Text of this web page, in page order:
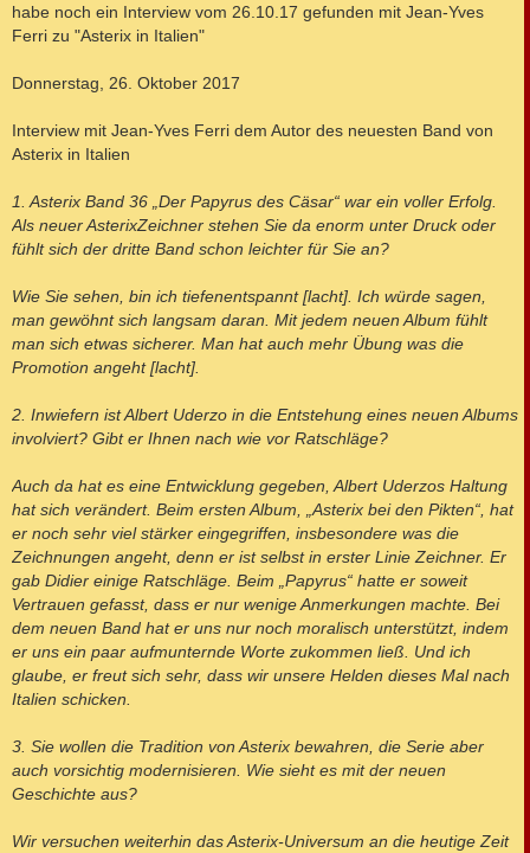
a
g
habe noch ein Interview vom 26.10.17 gefunden mit Jean-Yves
Ferri zu "Asterix in Italien"
Donnerstag, 26. Oktober 2017
Interview mit Jean-Yves Ferri dem Autor des neuesten Band von
Asterix in Italien
1. Asterix Band 36 „Der Papyrus des Cäsar“ war ein voller Erfolg.
Als neuer AsterixZeichner stehen Sie da enorm unter Druck oder
fühlt sich der dritte Band schon leichter für Sie an?
Wie Sie sehen, bin ich tiefenentspannt [lacht]. Ich würde sagen,
man gewöhnt sich langsam daran. Mit jedem neuen Album fühlt
man sich etwas sicherer. Man hat auch mehr Übung was die
Promotion angeht [lacht].
2. Inwiefern ist Albert Uderzo in die Entstehung eines neuen Albums
involviert? Gibt er Ihnen nach wie vor Ratschläge?
Auch da hat es eine Entwicklung gegeben, Albert Uderzos Haltung
hat sich verändert. Beim ersten Album, „Asterix bei den Pikten“, hat
er noch sehr viel stärker eingegriffen, insbesondere was die
Zeichnungen angeht, denn er ist selbst in erster Linie Zeichner. Er
gab Didier einige Ratschläge. Beim „Papyrus“ hatte er soweit
Vertrauen gefasst, dass er nur wenige Anmerkungen machte. Bei
dem neuen Band hat er uns nur noch moralisch unterstützt, indem
er uns ein paar aufmunternde Worte zukommen ließ. Und ich
glaube, er freut sich sehr, dass wir unsere Helden dieses Mal nach
Italien schicken.
3. Sie wollen die Tradition von Asterix bewahren, die Serie aber
auch vorsichtig modernisieren. Wie sieht es mit der neuen
Geschichte aus?
Wir versuchen weiterhin das Asterix-Universum an die heutige Zeit